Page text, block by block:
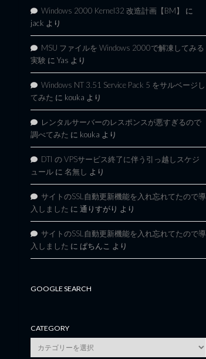
Windows 2000 Kernel32 改造計画【BM】
に
jack より
MSU ファイルを Windows 2000で解凍してみる
実験 に Yas より
Windows NT 3.51 Service Pack 5 をサルベージし
てみた に kouka より
レンタルサーバーのレスポンスが悪すぎるので
調べてみた に kouka より
DTI の VPSサービス終了に伴う引っ越しスケジ
ュール に 名無し より
サイトのSSL自動更新機能を入れ忘れてたので導
入しました に 通りすがり より
サイトのSSL自動更新機能を入れ忘れてたので導
入しました に ぱちんこ より
GOOGLE SEARCH
CATEGORY
category